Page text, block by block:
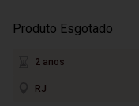
Produto Esgotado
2 anos
RJ